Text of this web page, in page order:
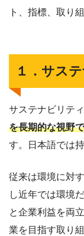
ト、指標、取り
１．サス
サステナビリテ
を長期的な視野
す。日本語では
従来は環境に対
し近年では環境
と企業利益を両
業を目指す取り